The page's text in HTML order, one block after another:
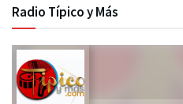
Radio Típico y Más